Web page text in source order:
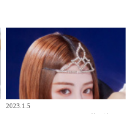
2023.1.5